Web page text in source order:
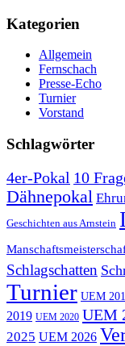
Kategorien
Allgemein
Fernschach
Presse-Echo
Turnier
Vorstand
Schlagwörter
4er-Pokal 10
Dähnepokal
Geschichten aus Arnstein
Schlagschatten
Turnier UEM
2019 UEM 2020 UEM
2025 UEM 2026